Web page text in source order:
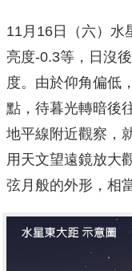
11月16日（六）水
亮度-0.3等，日沒
度。由於仰角偏低
點，待暮光轉暗後
地平線附近觀察，
用天文望遠鏡放大
弦月般的外形，相